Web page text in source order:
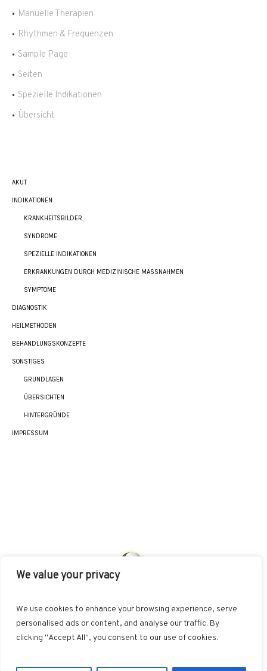
We value your privacy
We use cookies to enhance your browsing experience, serve
personalised ads or content, and analyse our traffic. By
clicking "Accept All", you consent to our use of cookies.
Manuelle Therapien
Rhythmen & Frequenzen
Sample Page
Seiten
Spezielle Indikationen
Übersicht
AKUT
INDIKATIONEN
KRANKHEITSBILDER
SYNDROME
SPEZIELLE INDIKATIONEN
ERKRANKUNGEN DURCH MEDIZINISCHE MASSNAHMEN
SYMPTOME
DIAGNOSTIK
HEILMETHODEN
BEHANDLUNGSKONZEPTE
SONSTIGES
GRUNDLAGEN
ÜBERSICHTEN
HINTERGRÜNDE
IMPRESSUM
AKUT INDIKATIONEN
HEILMETHODEN
BEHANDLUNGSKONZEPTE
SONSTIGES
Datenschutzerklärung/ NiSc web-d-sign © 2026 / All Rights